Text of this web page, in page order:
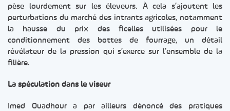
pèse lourdement sur les éleveurs. À cela s’ajoutent les
perturbations du marché des intrants agricoles, notamment
la hausse du prix des ficelles utilisées pour le
conditionnement des bottes de fourrage, un détail
révélateur de la pression qui s’exerce sur l’ensemble de la
filière.
La spéculation dans le viseur
Imed Ouadhour a par ailleurs dénoncé des pratiques